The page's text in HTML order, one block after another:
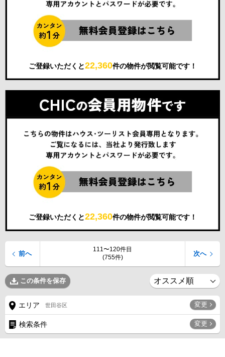
ご登録いただくと22,360件の物件が閲覧可能です！
ご登録いただくと22,360件の物件が閲覧可能です！
111〜120件目
(755件)
前へ 次へ
この条件を保存
エリア 世田谷区 変更
検索条件 変更